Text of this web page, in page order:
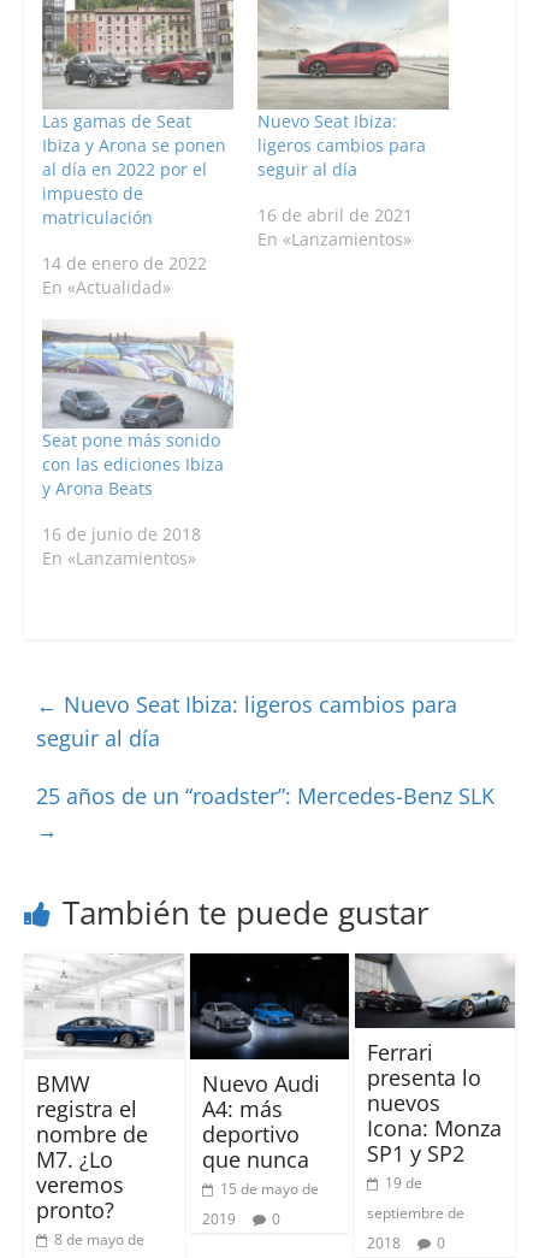
Las gamas de Seat
Ibiza y Arona se ponen
al día en 2022 por el
impuesto de
matriculación
14 de enero de 2022
En «Actualidad»
Nuevo Seat Ibiza:
ligeros cambios para
seguir al día
16 de abril de 2021
En «Lanzamientos»
Seat pone más sonido
con las ediciones Ibiza
y Arona Beats
16 de junio de 2018
En «Lanzamientos»
← Nuevo Seat Ibiza: ligeros cambios para
seguir al día
25 años de un “roadster”: Mercedes-Benz SLK
→
También te puede gustar
BMW
registra el
nombre de
M7. ¿Lo
veremos
pronto?
8 de mayo de
Nuevo Audi
A4: más
deportivo
que nunca
15 de mayo de
2019
0
Ferrari
presenta lo
nuevos
Icona: Monza
SP1 y SP2
19 de
septiembre de
2018
0